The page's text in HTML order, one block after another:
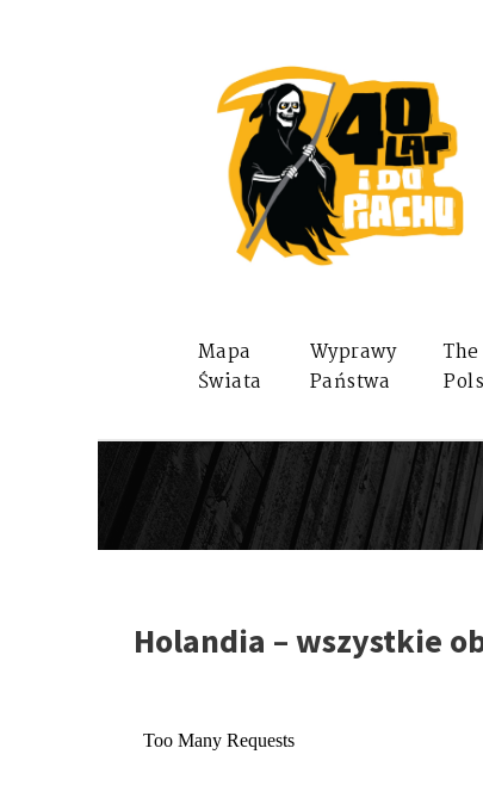
Mapa
Świata
Wyprawy
Państwa
The
Holandia – wszystkie